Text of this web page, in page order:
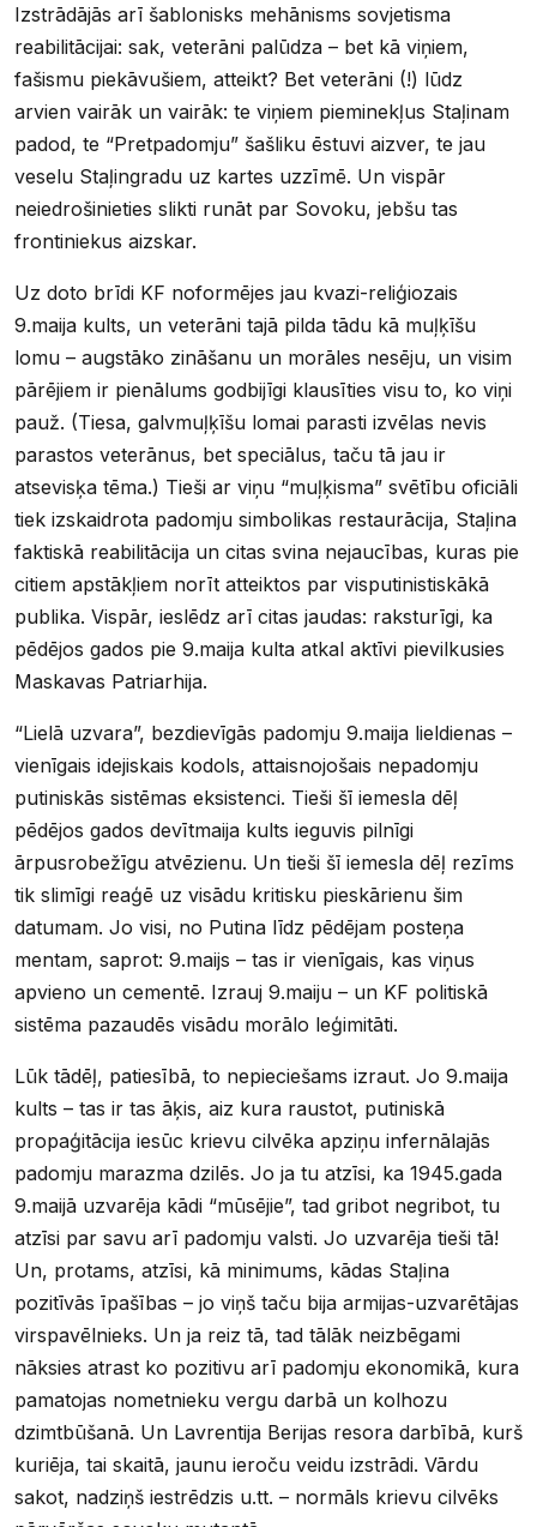
Izstrādājās arī šablonisks mehānisms sovjetisma
reabilitācijai: sak, veterāni palūdza – bet kā viņiem,
fašismu piekāvušiem, atteikt? Bet veterāni (!) lūdz
arvien vairāk un vairāk: te viņiem pieminekļus Staļinam
padod, te “Pretpadomju” šašliku ēstuvi aizver, te jau
veselu Staļingradu uz kartes uzzīmē. Un vispār
neiedrošinieties slikti runāt par Sovoku, jebšu tas
frontiniekus aizskar.
Uz doto brīdi KF noformējes jau kvazi-reliģiozais
9.maija kults, un veterāni tajā pilda tādu kā muļķīšu
lomu – augstāko zināšanu un morāles nesēju, un visim
pārējiem ir pienālums godbijīgi klausīties visu to, ko viņi
pauž. (Tiesa, galvmuļķīšu lomai parasti izvēlas nevis
parastos veterānus, bet speciālus, taču tā jau ir
atsevisķa tēma.) Tieši ar viņu “muļķisma” svētību oficiāli
tiek izskaidrota padomju simbolikas restaurācija, Staļina
faktiskā reabilitācija un citas svina nejaucības, kuras pie
citiem apstākļiem norīt atteiktos par visputinistiskākā
publika. Vispār, ieslēdz arī citas jaudas: raksturīgi, ka
pēdējos gados pie 9.maija kulta atkal aktīvi pievilkusies
Maskavas Patriarhija.
“Lielā uzvara”, bezdievīgās padomju 9.maija lieldienas –
vienīgais idejiskais kodols, attaisnojošais nepadomju
putiniskās sistēmas eksistenci. Tieši šī iemesla dēļ
pēdējos gados devītmaija kults ieguvis pilnīgi
ārpusrobežīgu atvēzienu. Un tieši šī iemesla dēļ rezīms
tik slimīgi reaģē uz visādu kritisku pieskārienu šim
datumam. Jo visi, no Putina līdz pēdējam posteņa
mentam, saprot: 9.maijs – tas ir vienīgais, kas viņus
apvieno un cementē. Izrauj 9.maiju – un KF politiskā
sistēma pazaudēs visādu morālo leģimitāti.
Lūk tādēļ, patiesībā, to nepieciešams izraut. Jo 9.maija
kults – tas ir tas āķis, aiz kura raustot, putiniskā
propaģitācija iesūc krievu cilvēka apziņu infernālajās
padomju marazma dzilēs. Jo ja tu atzīsi, ka 1945.gada
9.maijā uzvarēja kādi “mūsējie”, tad gribot negribot, tu
atzīsi par savu arī padomju valsti. Jo uzvarēja tieši tā!
Un, protams, atzīsi, kā minimums, kādas Staļina
pozitīvās īpašības – jo viņš taču bija armijas-uzvarētājas
virspavēlnieks. Un ja reiz tā, tad tālāk neizbēgami
nāksies atrast ko pozitivu arī padomju ekonomikā, kura
pamatojas nometnieku vergu darbā un kolhozu
dzimtbūšanā. Un Lavrentija Berijas resora darbībā, kurš
kuriēja, tai skaitā, jaunu ieroču veidu izstrādi. Vārdu
sakot, nadziņš iestrēdzis u.tt. – normāls krievu cilvēks